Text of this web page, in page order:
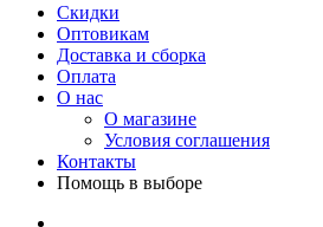
Скидки
Оптовикам
Доставка и сборка
Оплата
О нас
О магазине
Условия соглашения
Контакты
Помощь в выборе